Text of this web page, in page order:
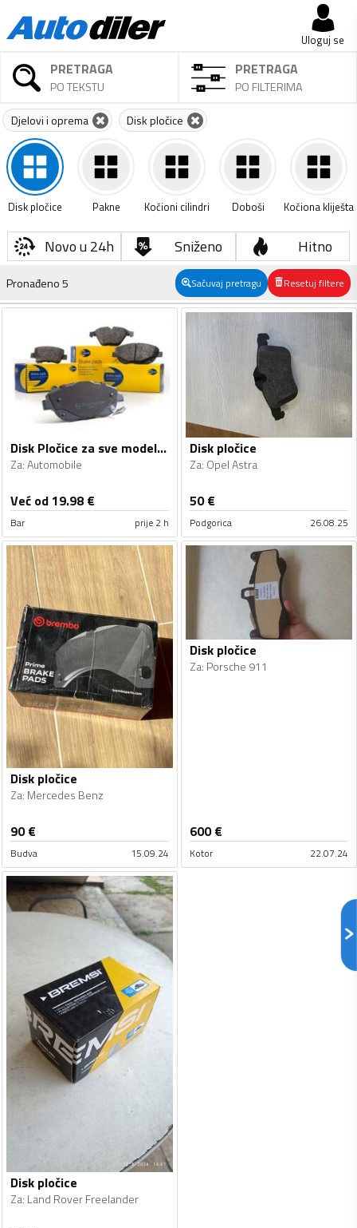
Uloguj se
PRETRAGA
PO TEKSTU
PRETRAGA
PO FILTERIMA
Djelovi i oprema Disk pločice
Disk pločice Pakne Kočioni cilindri Doboši Kočiona kliješta
Novo u 24h Sniženo Hitno
Pronađeno5 Sačuvaj pretragu Resetuj filtere
Disk Pločice za sve modele automobila
Za:Automobile
Već od 19.98 €
Bar prije 2 h
Disk pločice
Za: Opel Astra
50€
Podgorica 26.08.25
Disk pločice
Za: Mercedes Benz
90€
Budva 15.09.24
Disk pločice
Za: Porsche 911
600€
Kotor 22.07.24
Disk pločice
Za: Land Rover Freelander